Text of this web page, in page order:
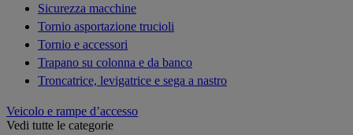
Sicurezza macchine
Tornio asportazione trucioli
Tornio e accessori
Trapano su colonna e da banco
Troncatrice, levigatrice e sega a nastro
Veicolo e rampe d’accesso
Vedi tutte le categorie